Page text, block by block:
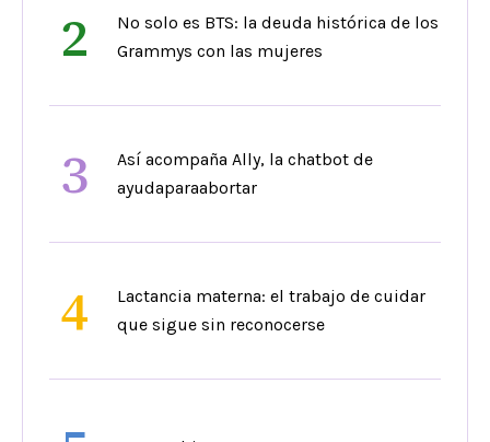
2
No solo es BTS: la deuda histórica de los
Grammys con las mujeres
3
Así acompaña Ally, la chatbot de
ayudaparaabortar
4
Lactancia materna: el trabajo de cuidar
que sigue sin reconocerse